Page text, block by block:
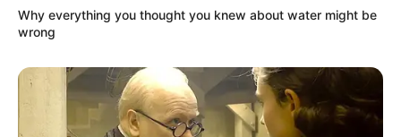
Why everything you thought you knew about water might be
wrong